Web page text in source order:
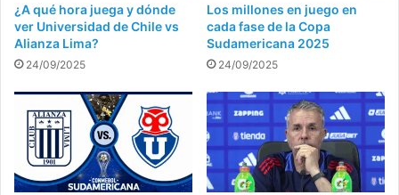
¿A qué hora juega y dónde
ver Universidad de Chile vs
Alianza Lima?
24/09/2025
Los millones en juego en
cada fase de la Copa
Sudamericana 2025
24/09/2025